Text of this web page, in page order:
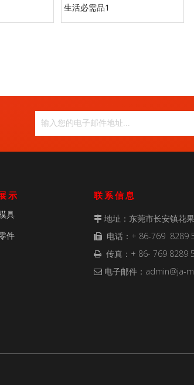
生活必需品1
示
具
件
联系信息
 地址：东莞市长安镇花
 电话：+ 86-769 8289
 传真：+ 86- 769 8289
 电子邮件： admin@ja-